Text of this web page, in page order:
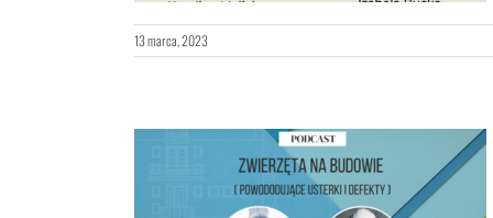
13 marca, 2023